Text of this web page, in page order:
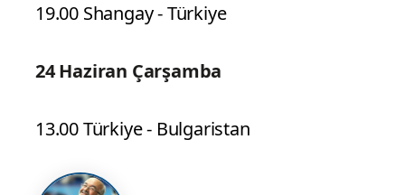
19.00 Shangay - Türkiye
24 Haziran Çarşamba
13.00 Türkiye - Bulgaristan